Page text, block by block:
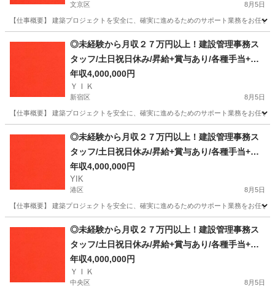
文京区 8月5日
【仕事概要】 建築プロジェクトを安全に、確実に進めるためのサポート業務をお任
事務 未経験
◎未経験から月収２７万円以上！建設管理事務ス
タッフ/土日祝日休み/昇給+賞与あり/各種手当+寮
完備
年収4,000,000円
ＹＩＫ
新宿区 8月5日
【仕事概要】 建築プロジェクトを安全に、確実に進めるためのサポート業務をお任
事務 未経験
◎未経験から月収２７万円以上！建設管理事務ス
タッフ/土日祝日休み/昇給+賞与あり/各種手当+寮
完備
年収4,000,000円
YIK
港区 8月5日
【仕事概要】 建築プロジェクトを安全に、確実に進めるためのサポート業務をお任
事務
◎未経験から月収２７万円以上！建設管理事務ス
タッフ/土日祝日休み/昇給+賞与あり/各種手当+寮
完備
年収4,000,000円
ＹＩＫ
中央区 8月5日